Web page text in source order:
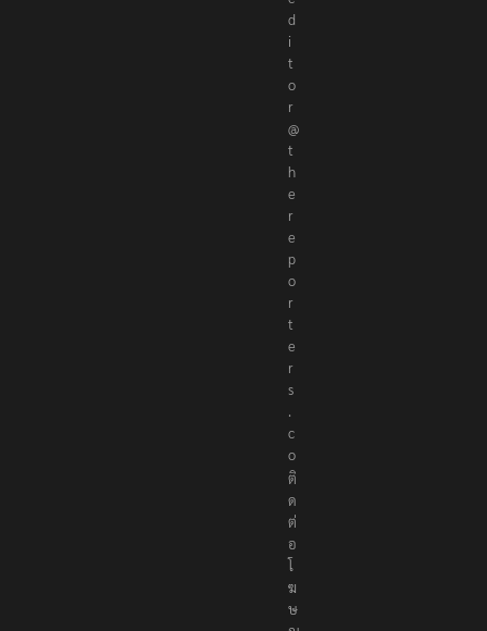
ที่
e
d
i
t
o
r
@
t
h
e
r
e
p
o
r
t
e
r
s
.
c
o
ติ
ด
ต่
อ
โ